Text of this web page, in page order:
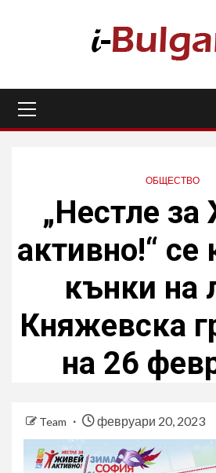
Menu
ОБЩЕСТВО
„Нестле
активно!“ се
кънки на
Княжевска
на 26
Team февруари 20, 2023